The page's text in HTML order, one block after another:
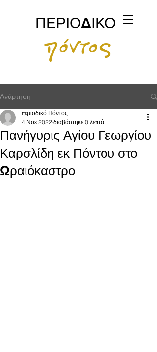
πόντος
ΠΕΡΙΟΔΙΚΟ
Ανάρτηση
Πανήγυρις Αγίου Γεωργίου
Καρσλίδη εκ Πόντου στο
Ωραιόκαστρο
περιοδικό Πόντος
4 Νοε 2022 διαβάστηκε 0 λεπτά